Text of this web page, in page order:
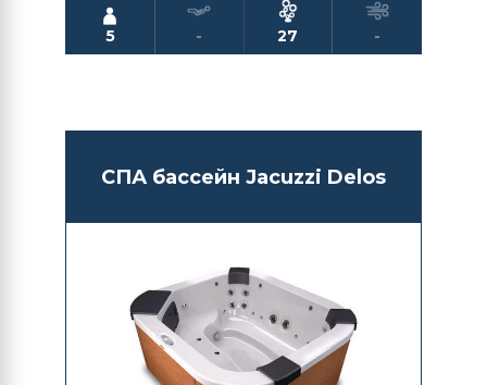
5 - 27 -
СПА бассейн Jacuzzi Delos